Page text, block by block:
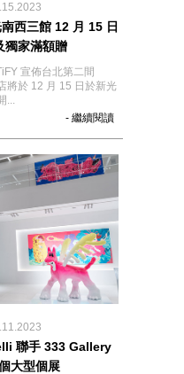
西三館 12 月 15 日
獨家滿額贈
宣佈台北第二間
將於 12 月 15 日於新光
...
- 繼續閱讀
聯手 333 Gallery
大型個展